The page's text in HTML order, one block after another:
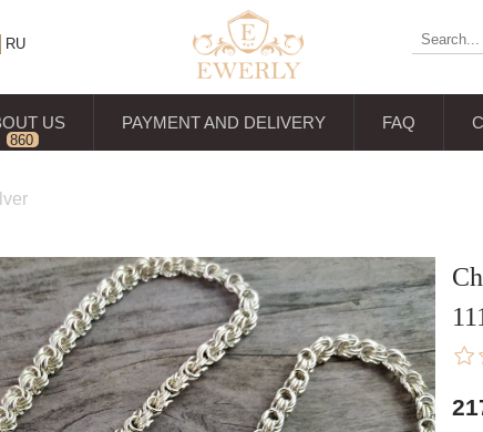
RU
US
860 reviews
PAYMENT AND DELIVERY FAQ